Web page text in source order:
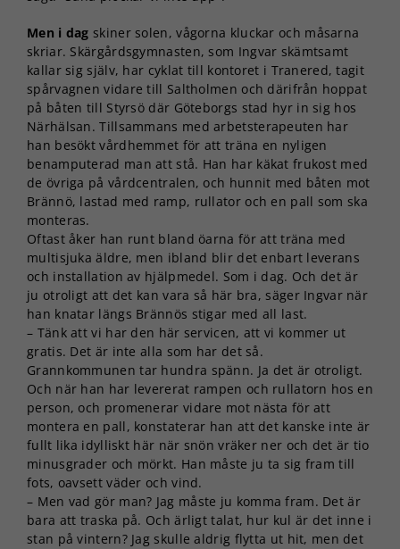
Men i dag skiner solen, vågorna kluckar och måsarna
skriar. Skärgårdsgymnasten, som Ingvar skämtsamt
kallar sig själv, har cyklat till kontoret i Tranered, tagit
spårvagnen vidare till Saltholmen och därifrån hoppat
på båten till Styrsö där Göteborgs stad hyr in sig hos
Närhälsan. Tillsammans med arbetsterapeuten har
han besökt vårdhemmet för att träna en nyligen
benamputerad man att stå. Han har käkat frukost med
de övriga på vårdcentralen, och hunnit med båten mot
Brännö, lastad med ramp, rullator och en pall som ska
monteras.
Oftast åker han runt bland öarna för att träna med
multisjuka äldre, men ibland blir det enbart leverans
och installation av hjälpmedel. Som i dag. Och det är
ju otroligt att det kan vara så här bra, säger Ingvar när
han knatar längs Brännös stigar med all last.
– Tänk att vi har den här servicen, att vi kommer ut
gratis. Det är inte alla som har det så.
Grannkommunen tar hundra spänn. Ja det är otroligt.
Och när han har levererat rampen och rullatorn hos en
person, och promenerar vidare mot nästa för att
montera en pall, konstaterar han att det kanske inte är
fullt lika idylliskt här när snön vräker ner och det är tio
minusgrader och mörkt. Han måste ju ta sig fram till
fots, oavsett väder och vind.
– Men vad gör man? Jag måste ju komma fram. Det är
bara att traska på. Och ärligt talat, hur kul är det inne i
stan på vintern? Jag skulle aldrig flytta ut hit, men det